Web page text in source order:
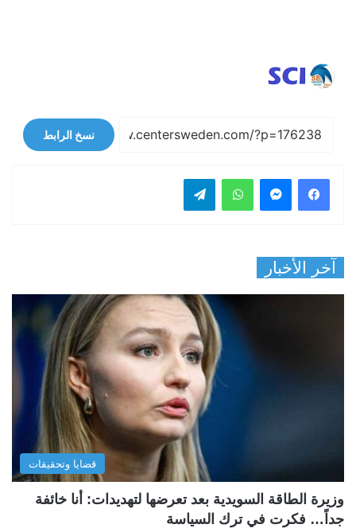
نسخ الرابط
فيسبوك واتساب
آخر الأخبار
قضايا وتحقيقات
وزيرة الطاقة السويدية بعد تعرضها لتهديدات: أنا خائفة
جداً… فكرت في ترك السياسة